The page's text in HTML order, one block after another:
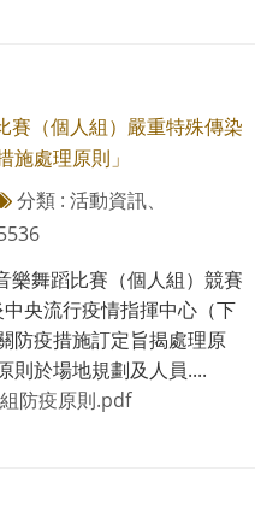
賽（個人組）嚴重特殊傳染
施處理原則」
分類 : 活動資訊、
樂舞蹈比賽（個人組）競賽
央流行疫情指揮中心（下
防疫措施訂定旨揭處理原
則於場地規劃及人員....
防疫原則.pdf